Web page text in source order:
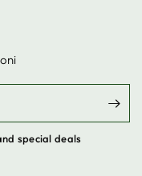
special deals